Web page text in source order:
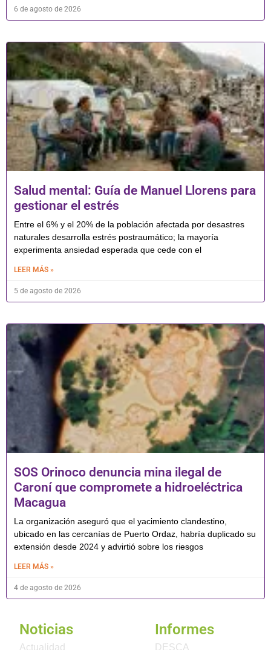
6 de agosto de 2026
Salud mental: Guía de Manuel Llorens para
gestionar el estrés
Entre el 6% y el 20% de la población afectada por desastres
naturales desarrolla estrés postraumático; la mayoría
experimenta ansiedad esperada que cede con el
LEER MÁS »
5 de agosto de 2026
SOS Orinoco denuncia mina ilegal de
Caroní que compromete a hidroeléctrica
Macagua
La organización aseguró que el yacimiento clandestino,
ubicado en las cercanías de Puerto Ordaz, habría duplicado su
extensión desde 2024 y advirtió sobre los riesgos
LEER MÁS »
4 de agosto de 2026
Noticias
Actualidad
Informes
DESCA